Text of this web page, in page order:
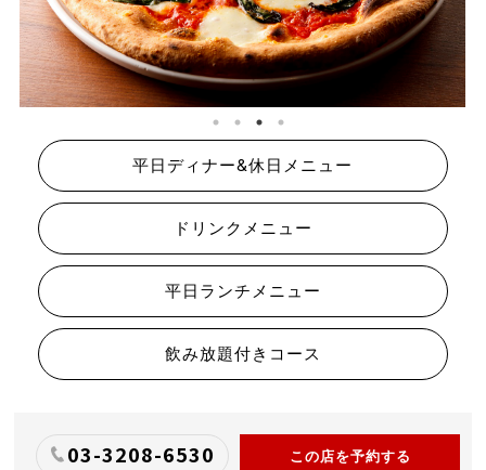
平日ディナー&休日メニュー
ドリンクメニュー
平日ランチメニュー
飲み放題付きコース
03-3208-6530 この店を予約する